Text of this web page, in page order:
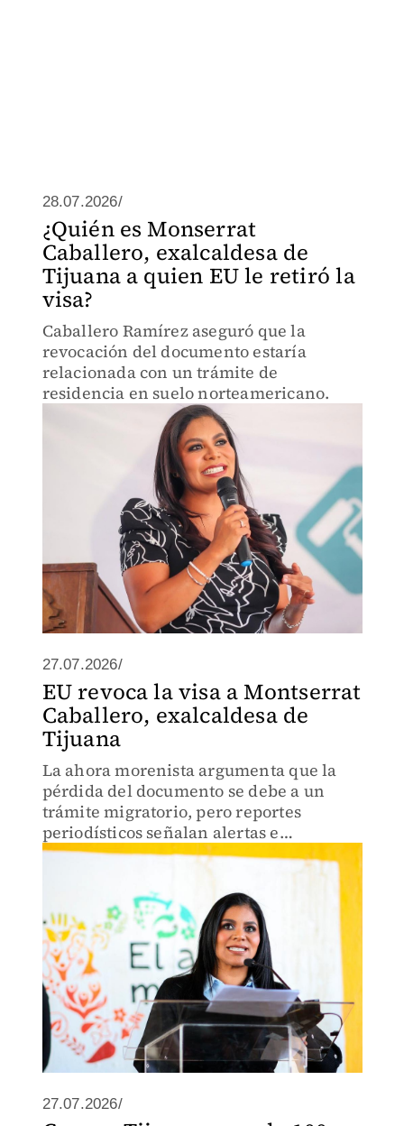
28.07.2026/
¿Quién es Monserrat
Caballero, exalcaldesa de
Tijuana a quien EU le retiró la
visa?
Caballero Ramírez aseguró que la
revocación del documento estaría
relacionada con un trámite de
residencia en suelo norteamericano.
27.07.2026/
EU revoca la visa a Montserrat
Caballero, exalcaldesa de
Tijuana
La ahora morenista argumenta que la
pérdida del documento se debe a un
trámite migratorio, pero reportes
periodísticos señalan alertas e
investigaciones en su contra.
27.07.2026/